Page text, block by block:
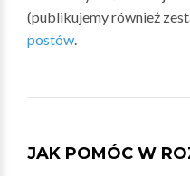
(publikujemy również
postów.
JAK POMÓC W